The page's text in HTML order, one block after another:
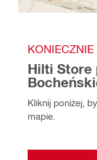
KONIECZNIE
Hilti Store
Kliknij poniżej,
mapie.